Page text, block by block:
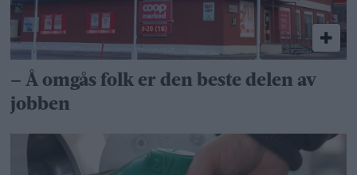
– Å omgås folk er den beste delen av
jobben